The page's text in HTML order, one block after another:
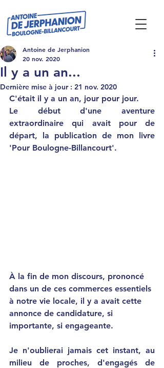
Il y a un an...
Antoine de Jerphanion
20 nov. 2020
Dernière mise à jour : 21 nov. 2020
C'était il y a un an, jour pour jour.
Le début d'une aventure
extraordinaire qui avait pour de
départ, la publication de mon livre
'Pour Boulogne-Billancourt'.
À la fin de mon discours, prononcé
dans un de ces commerces essentiels
à notre vie locale, il y a avait cette
annonce de candidature, si
importante, si engageante.
Je n'oublierai jamais cet instant, au
milieu de proches, d'engagés de